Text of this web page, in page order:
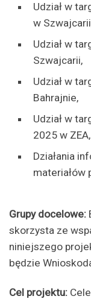
Udział w
w
Udział w
Szwajcarii,
Udział w
Bahrajnie,
Udział w
2025 w ZEA,
Działania
materiałów
Grupy docelowe:
skorzysta ze
niniejszego
będzie
Cel projektu: